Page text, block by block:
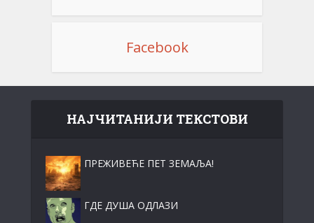
Facebook
НАЈЧИТАНИЈИ ТЕКСТОВИ
ПРЕЖИВЕЋЕ ПЕТ ЗЕМАЉА!
ГДЕ ДУША ОДЛАЗИ